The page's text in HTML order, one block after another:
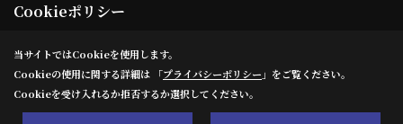
Cookieポリシー
当サイトではCookieを使用します。
Cookieの使用に関する詳細は 「プライバシーポリシー 」をご覧ください。
Cookieを受け入れるか拒否するか選択してください。